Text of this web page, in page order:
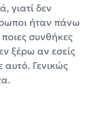
γιατί δεν
ήταν πάνω
συνθήκες
ξέρω αν εσείς
αυτό. Γενικώς